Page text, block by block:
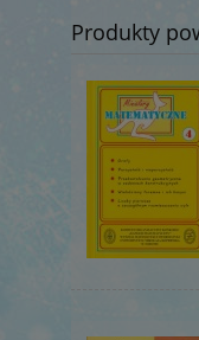
Produkty